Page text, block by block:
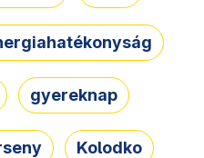
gyereknap
Kolodko